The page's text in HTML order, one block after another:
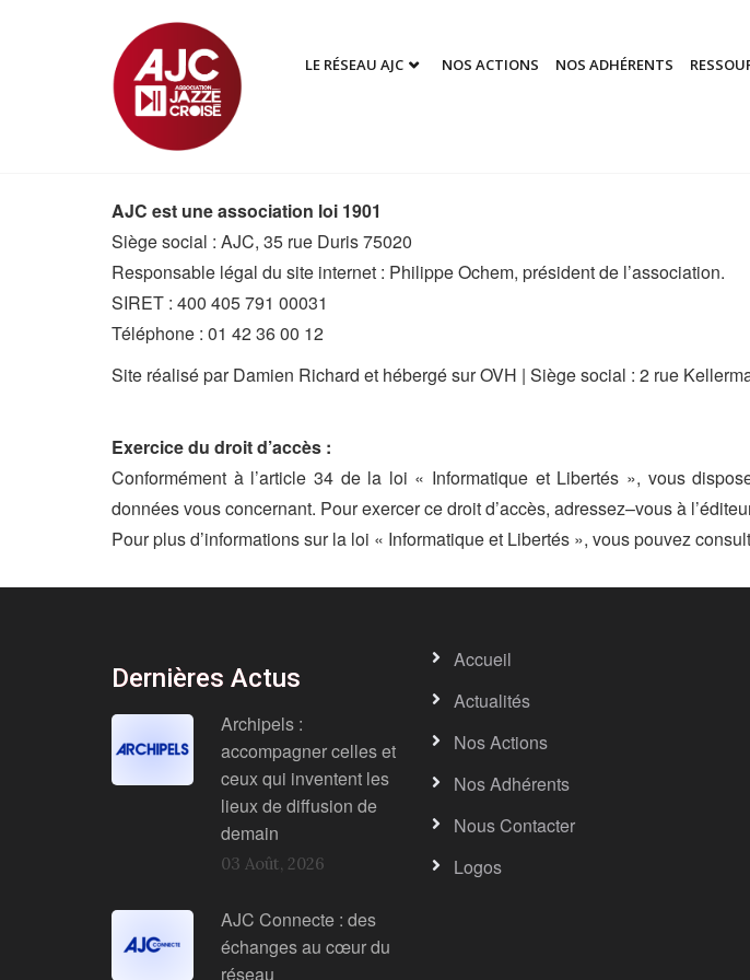
LE RÉSEAU AJC NOS ACTIONS NOS ADHÉRENTS
AJC est une association loi 1901
Siège social : AJC, 35 rue Duris 75020
Responsable légal du site internet : Philippe Ochem, président de l’association.
SIRET : 400 405 791 00031
Téléphone : 01 42 36 00 12
Site réalisé par Damien Richard et hébergé sur OVH | Siège social : 2 rue
Exercice du droit d’accès :
Conformément à l’article 34 de la loi « Informatique et Libertés », vous
données vous concernant. Pour exercer ce droit d’accès, adressez–vous à
Pour plus d’informations sur la loi « Informatique et Libertés », vous pouvez
Dernières Actus
Archipels :
accompagner celles et
ceux qui inventent les
lieux de diffusion de
demain
03 Août, 2026
AJC Connecte : des
échanges au cœur du
réseau
Accueil
Actualités
Nos Actions
Nos Adhérents
Nous Contacter
Logos